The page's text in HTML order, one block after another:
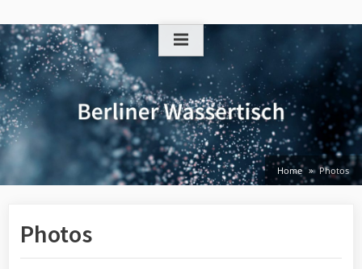
to
content
Home Photos
Photos